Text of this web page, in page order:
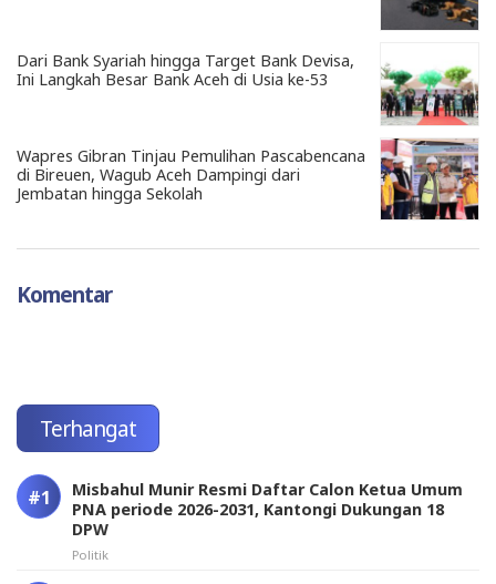
Dari Bank Syariah hingga Target Bank Devisa,
Ini Langkah Besar Bank Aceh di Usia ke-53
Wapres Gibran Tinjau Pemulihan Pascabencana
di Bireuen, Wagub Aceh Dampingi dari
Jembatan hingga Sekolah
Komentar
Terhangat
Misbahul Munir Resmi Daftar Calon Ketua Umum
PNA periode 2026-2031, Kantongi Dukungan 18
DPW
Politik